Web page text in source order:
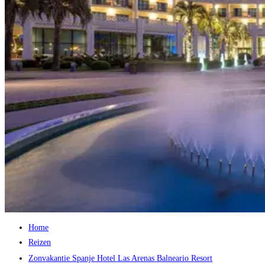
Home
Reizen
Zonvakantie Spanje Hotel Las Arenas Balneario Resort